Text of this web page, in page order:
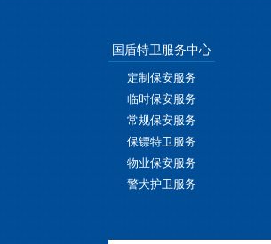
国盾特卫服务中心
定制保安服务
临时保安服务
常规保安服务
保镖特卫服务
物业保安服务
警犬护卫服务